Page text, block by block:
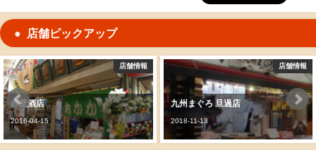
店舗ピックアップ
店舗情報
赤壁酒店
2016-04-15
店舗情報
九州まぐろ 旦過店
2018-11-13